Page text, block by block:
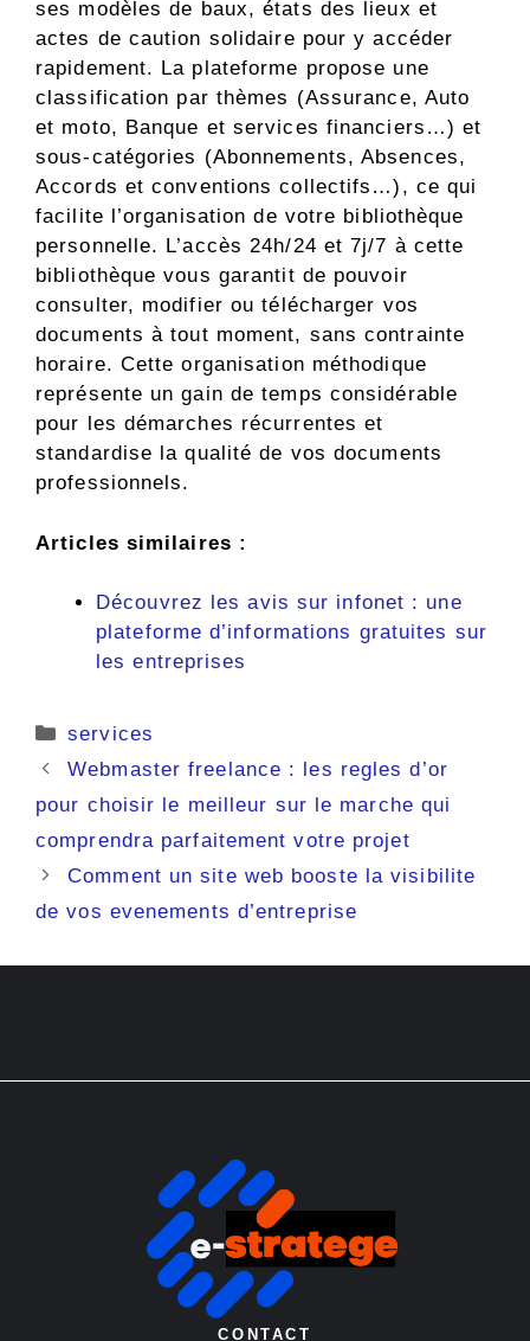
ses modèles de baux, états des lieux et
actes de caution solidaire pour y accéder
rapidement. La plateforme propose une
classification par thèmes (Assurance, Auto
et moto, Banque et services financiers…) et
sous-catégories (Abonnements, Absences,
Accords et conventions collectifs…), ce qui
facilite l’organisation de votre bibliothèque
personnelle. L’accès 24h/24 et 7j/7 à cette
bibliothèque vous garantit de pouvoir
consulter, modifier ou télécharger vos
documents à tout moment, sans contrainte
horaire. Cette organisation méthodique
représente un gain de temps considérable
pour les démarches récurrentes et
standardise la qualité de vos documents
professionnels.
Articles similaires :
Découvrez les avis sur infonet : une
plateforme d’informations gratuites sur
les entreprises
Catégories
services
Webmaster freelance : les regles d’or
pour choisir le meilleur sur le marche qui
comprendra parfaitement votre projet
Comment un site web booste la visibilite
de vos evenements d’entreprise
CONTACT